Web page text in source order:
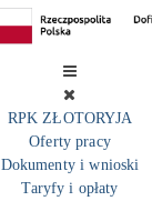
RPK ZŁOTORYJA
Oferty pracy
Dokumenty i wnioski
Taryfy i opłaty